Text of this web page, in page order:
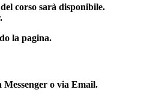
corso sarà disponibile.
la pagina.
o via Email.